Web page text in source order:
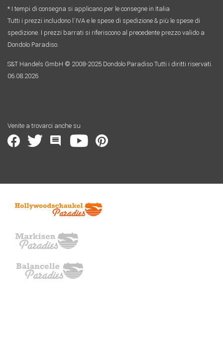
* I tempi di consegna si applicano per le consegne in Italia
Tutti i prezzi includono l´IVA e le spese di spedizione & più le spese di
spedizione. I prezzi barrati si riferiscono al precedente prezzo valido a
Dondolo Paradiso.
S&T Handels GmbH © 2008-2025 Dondolo Paradiso Tutti i diritti riservati.
06.08.2026
Venite a trovarci anche su